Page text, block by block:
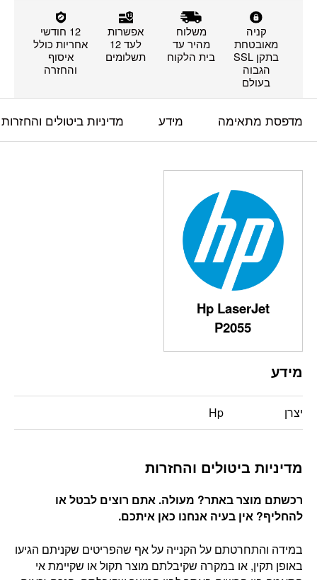
קניה
מאובטחת
בתקן SSL
הגבוה
בעולם
משלוח
מהיר עד
בית הלקוח
אפשרות
לעד 12
תשלומים
12 חודשי
אחריות כולל
איסוף
והחזרה
מדפסת מתאימה מידע מדיניות ביטולים והחזרות
Hp LaserJet
P2055
מידע
יצרן Hp
מדיניות ביטולים והחזרות
רכשתם מוצר באתר? מעולה. אתם רוצים לבטל או
להחליף? אין בעיה אנחנו כאן איתכם.
במידה והתחרטתם על הקנייה על אף שהפריטים שקניתם הגיעו
באופן תקין, או במקרה שקיבלתם מוצר תקול או שקיימת אי